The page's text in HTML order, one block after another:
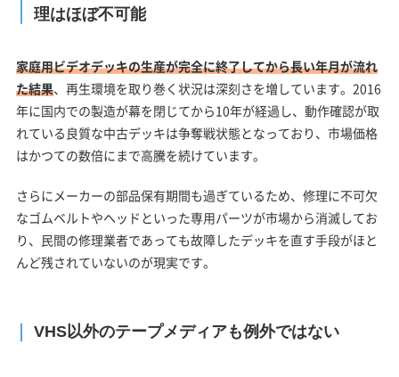
理はほぼ不可能
家庭用ビデオデッキの生産が完全に終了してから長い年月が流れ
た結果、再生環境を取り巻く状況は深刻さを増しています。2016
年に国内での製造が幕を閉じてから10年が経過し、動作確認が取
れている良質な中古デッキは争奪戦状態となっており、市場価格
はかつての数倍にまで高騰を続けています。
さらにメーカーの部品保有期間も過ぎているため、修理に不可欠
なゴムベルトやヘッドといった専用パーツが市場から消滅してお
り、民間の修理業者であっても故障したデッキを直す手段がほと
んど残されていないのが現実です。
VHS以外のテープメディアも例外ではない